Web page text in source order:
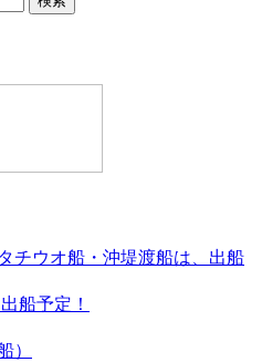
チウオ船・沖堤渡船は、出船
船予定！
）